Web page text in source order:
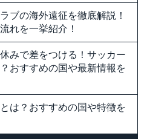
ブの海外遠征を徹底解説！
れを一挙紹介！
みで差をつける！サッカー
おすすめの国や最新情報を
は？おすすめの国や特徴を